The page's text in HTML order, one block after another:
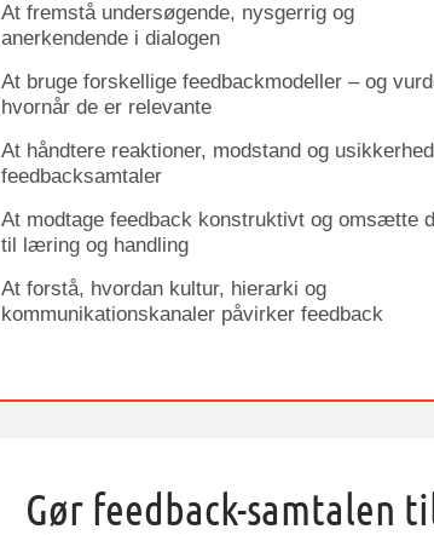
At fremstå undersøgende, nysgerrig og
anerkendende i dialogen
At bruge forskellige feedbackmodeller – og
hvornår de er relevante
At håndtere reaktioner, modstand og
feedbacksamtaler
At modtage feedback konstruktivt og omsætte
til læring og handling
At forstå, hvordan kultur, hierarki og
kommunikationskanaler påvirker feedback
Gør feedback-samtalen